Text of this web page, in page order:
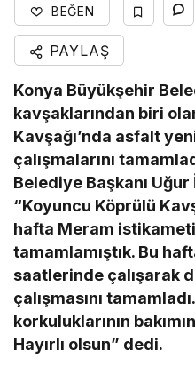
BEĞEN
PAYLAŞ
Konya Büyükşehir
kavşaklarından biri
Kavşağı’nda asfalt
çalışmalarını
Belediye Başkanı
“Koyuncu Köprülü
hafta Meram
tamamlamıştık. Bu
saatlerinde çalışarak
çalışmasını
korkuluklarının
Hayırlı olsun” dedi.